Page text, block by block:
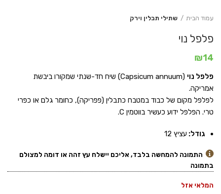
עמוד הבית שתילי תבלין וירק
פלפל נוי
₪14
פלפל נוי
(Capsicum annuum) שיח חד-שנתי שמקורו ביבשת
אמריקה.
לפלפל מקום של כבוד במטבח כתבלין (פפריקה), כחומר גלם או כפרי
טרי. הפלפל ידוע כעשיר בווטמין C.
גודל: עציץ 12
התמונה להמחשה בלבד, אליכם יישלח עץ זהה או דומה למצולם
בתמונה
המלאי אזל